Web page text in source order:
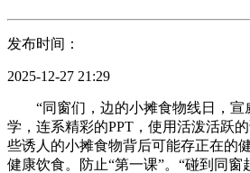
发布时间：
2025-12-27 21:29
“同窗们，边的小摊食物线日，宣
学，连系精彩的PPT，使用活泼活跃
些诱人的小摊食物背后可能存正在的
健康饮食。防止“第一课”。“碰到同窗